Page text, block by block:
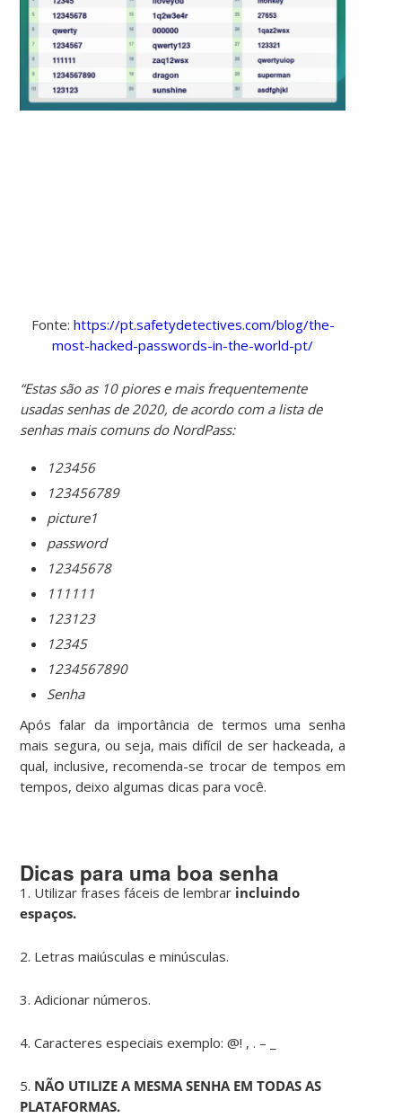
Fonte: https://pt.safetydetectives.com/blog/the-
most-hacked-passwords-in-the-world-pt/
“Estas são as 10 piores e mais frequentemente
usadas senhas de 2020, de acordo com a lista de
senhas mais comuns do NordPass:
123456
123456789
picture1
password
12345678
111111
123123
12345
1234567890
Senha
Após falar da importância de termos uma senha
mais segura, ou seja, mais difícil de ser hackeada, a
qual, inclusive, recomenda-se trocar de tempos em
tempos, deixo algumas dicas para você.
Dicas para uma boa senha
1. Utilizar frases fáceis de lembrar incluindo
espaços.
2. Letras maiúsculas e minúsculas.
3. Adicionar números.
4. Caracteres especiais exemplo: @! , . – _
5. NÃO UTILIZE A MESMA SENHA EM TODAS AS
PLATAFORMAS.